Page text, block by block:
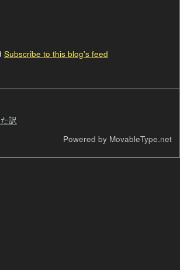
Subscribe to this blog's feed
訳
Powered by MovableType.net